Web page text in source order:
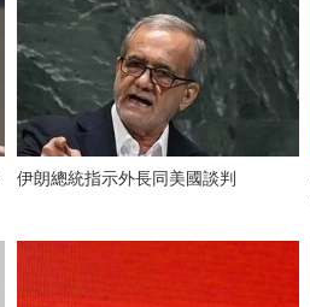
伊朗總統指示外長同美國談判